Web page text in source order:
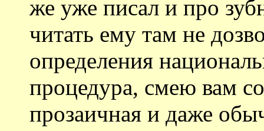
же уже писал и про
читать ему там не
определения
процедура, смею вам
прозаичная и даже